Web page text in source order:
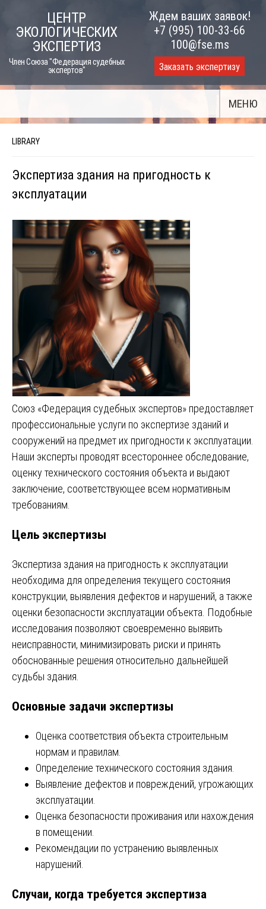
content
ЦЕНТР
ЭКОЛОГИЧЕСКИХ
ЭКСПЕРТИЗ
Член Союза "Федерация судебных
экспертов"
Ждем ваших заявок!
+7 (995) 100-33-66
100@fse.ms
Заказать экспертизу
МЕНЮ
LIBRARY
Экспертиза здания на пригодность к
эксплуатации
Союз «Федерация судебных экспертов» предоставляет
профессиональные услуги по экспертизе зданий и
сооружений на предмет их пригодности к эксплуатации.
Наши эксперты проводят всестороннее обследование,
оценку технического состояния объекта и выдают
заключение, соответствующее всем нормативным
требованиям.
Цель экспертизы
Экспертиза здания на пригодность к эксплуатации
необходима для определения текущего состояния
конструкции, выявления дефектов и нарушений, а также
оценки безопасности эксплуатации объекта. Подобные
исследования позволяют своевременно выявить
неисправности, минимизировать риски и принять
обоснованные решения относительно дальнейшей
судьбы здания.
Основные задачи экспертизы
Оценка соответствия объекта строительным
нормам и правилам.
Определение технического состояния здания.
Выявление дефектов и повреждений, угрожающих
эксплуатации.
Оценка безопасности проживания или нахождения
в помещении.
Рекомендации по устранению выявленных
нарушений.
Случаи, когда требуется экспертиза